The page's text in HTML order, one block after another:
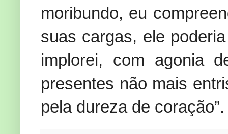
moribundo, eu
suas cargas, ele
implorei, com agonia
presentes não mais
pela dureza de